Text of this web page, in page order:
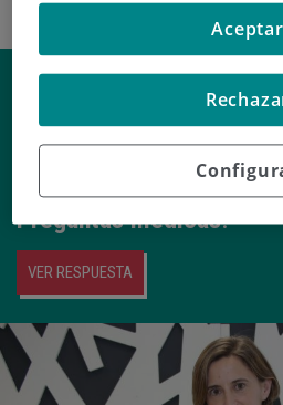
¿Es recomendable
fármacos para
responde a
preguntas en nuestra
Preguntas médicas.
VER RESPUESTA
Aceptar